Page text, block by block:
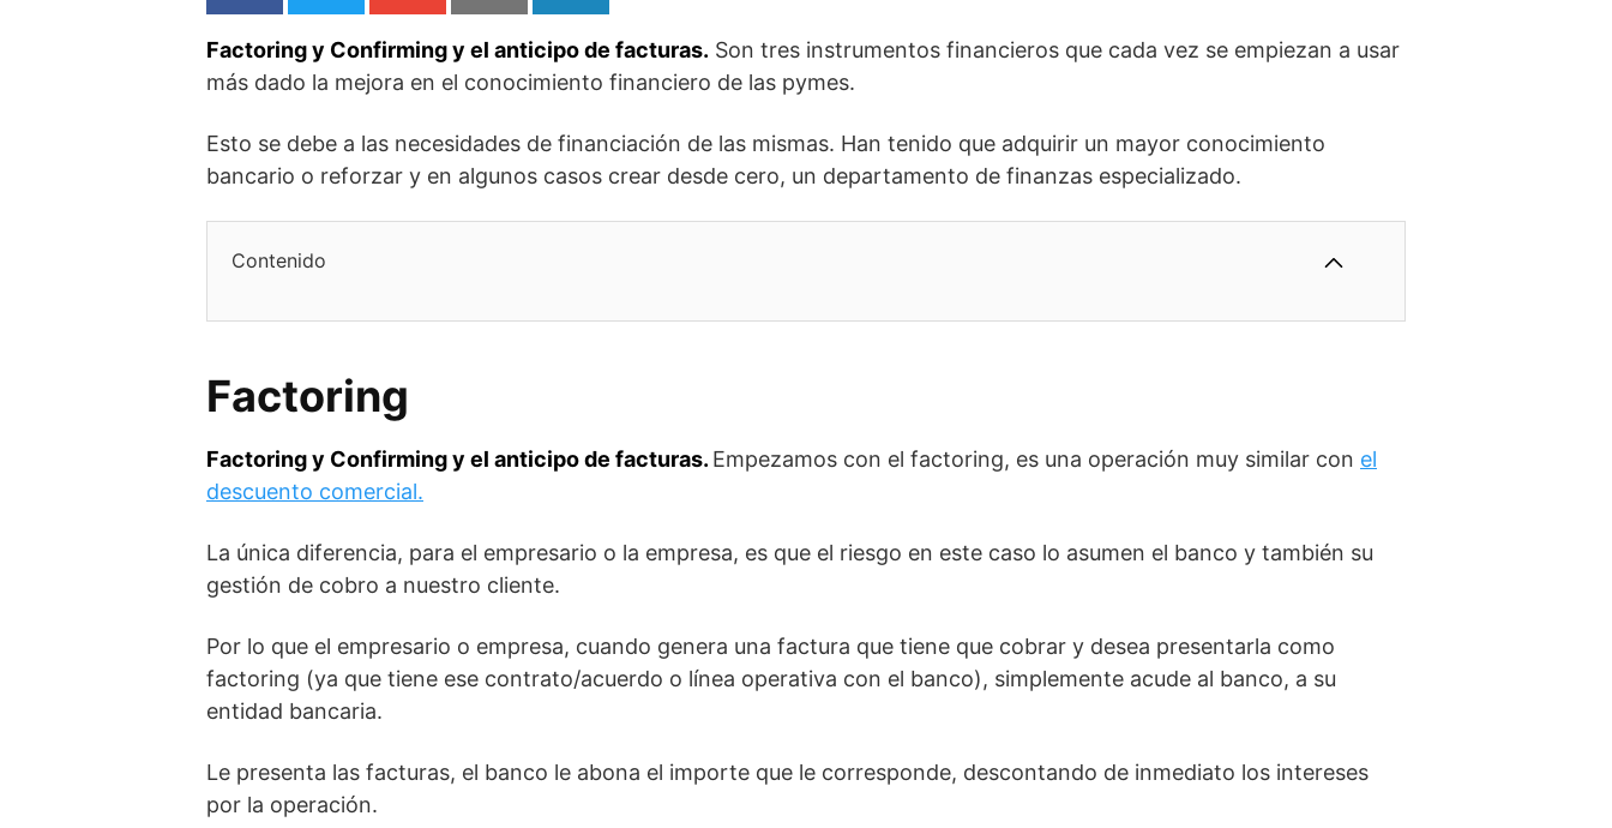
Factoring y Confirming y el anticipo de facturas. Son tres instrumentos financieros que cada vez se empiezan a usar
más dado la mejora en el conocimiento financiero de las pymes.
Esto se debe a las necesidades de financiación de las mismas. Han tenido que adquirir un mayor conocimiento
bancario o reforzar y en algunos casos crear desde cero, un departamento de finanzas especializado.
Contenido
Factoring
Factoring y Confirming y el anticipo de facturas. Empezamos con el factoring, es una operación muy similar con el
descuento comercial.
La única diferencia, para el empresario o la empresa, es que el riesgo en este caso lo asumen el banco y también su
gestión de cobro a nuestro cliente.
Por lo que el empresario o empresa, cuando genera una factura que tiene que cobrar y desea presentarla como
factoring (ya que tiene ese contrato/acuerdo o línea operativa con el banco), simplemente acude al banco, a su
entidad bancaria.
Le presenta las facturas, el banco le abona el importe que le corresponde, descontando de inmediato los intereses
por la operación.